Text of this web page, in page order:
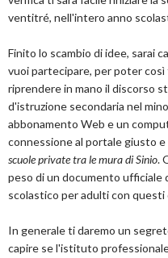
ventitré, nell'intero anno
Finito lo scambio di idee, sarai
vuoi partecipare, per poter
riprendere in mano il discorso
d'istruzione secondaria nel
abbonamento Web e un
connessione al portale giusto
scuole private tra le mura di Sinio.
peso di un documento
scolastico per adulti con questi
In generale ti daremo un
capire se l'istituto